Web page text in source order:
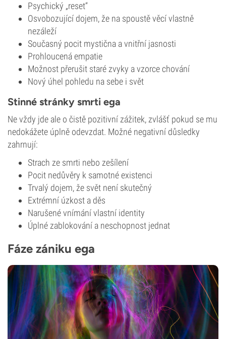
Psychický „reset“
Osvobozující dojem, že na spoustě věcí vlastně
nezáleží
Současný pocit mystična a vnitřní jasnosti
Prohloucená empatie
Možnost přerušit staré zvyky a vzorce chování
Nový úhel pohledu na sebe i svět
Stinné stránky smrti ega
Ne vždy jde ale o čistě pozitivní zážitek, zvlášť pokud se mu
nedokážete úplně odevzdat. Možné negativní důsledky
zahrnují:
Strach ze smrti nebo zešílení
Pocit nedůvěry k samotné existenci
Trvalý dojem, že svět není skutečný
Extrémní úzkost a děs
Narušené vnímání vlastní identity
Úplné zablokování a neschopnost jednat
Fáze zániku ega